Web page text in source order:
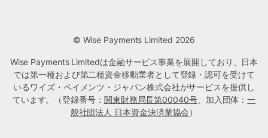
© Wise Payments Limited 2026
Wise Payments Limitedは金融サービス事業を展開しており、日本
では第一種および第二種資金移動業者として登録・認可を受けて
いるワイズ・ペイメンツ・ジャパン株式会社がサービスを提供し
ています。（登録番号： 関東財務局長第00040号、加入団体：一
般社団法人 日本資金決済業協会）